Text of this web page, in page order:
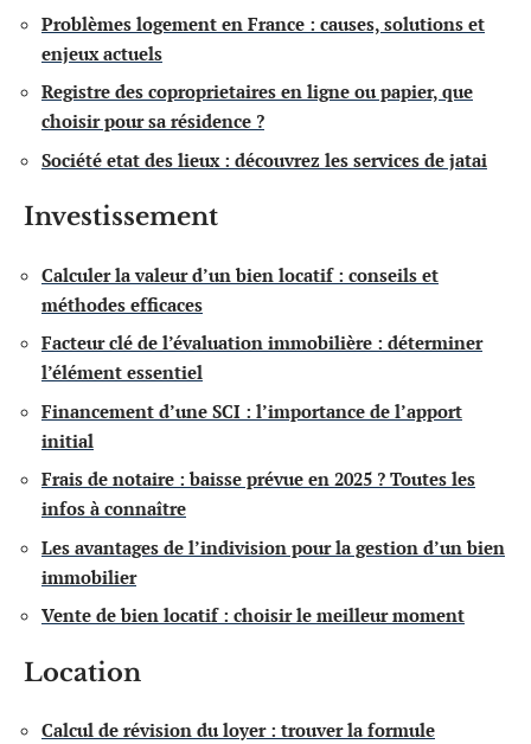
Problèmes logement en France : causes, solutions et
enjeux actuels
Registre des coproprietaires en ligne ou papier, que
choisir pour sa résidence ?
Société etat des lieux : découvrez les services de jatai
Investissement
Calculer la valeur d’un bien locatif : conseils et
méthodes efficaces
Facteur clé de l’évaluation immobilière : déterminer
l’élément essentiel
Financement d’une SCI : l’importance de l’apport
initial
Frais de notaire : baisse prévue en 2025 ? Toutes les
infos à connaître
Les avantages de l’indivision pour la gestion d’un bien
immobilier
Vente de bien locatif : choisir le meilleur moment
Location
Calcul de révision du loyer : trouver la formule